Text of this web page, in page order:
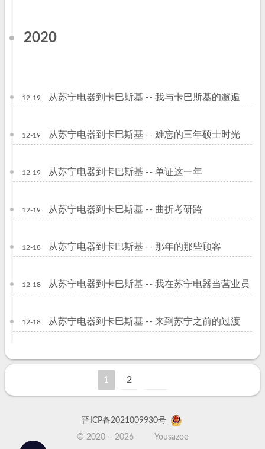
2020
12-19 从苏宁电器到卡巴斯基 -- 我与卡巴斯基的邂逅
12-19 从苏宁电器到卡巴斯基 -- 难忘的三年硕士时光
12-19 从苏宁电器到卡巴斯基 -- 单证这一年
12-19 从苏宁电器到卡巴斯基 -- 曲折考研路
12-18 从苏宁电器到卡巴斯基 -- 那年的那些顾客
12-18 从苏宁电器到卡巴斯基 -- 我在苏宁电器当营业员
12-18 从苏宁电器到卡巴斯基 -- 来到苏宁之前的过渡
1 2
晋ICP备2021009930号
© 2020 –2026 Yousazoe